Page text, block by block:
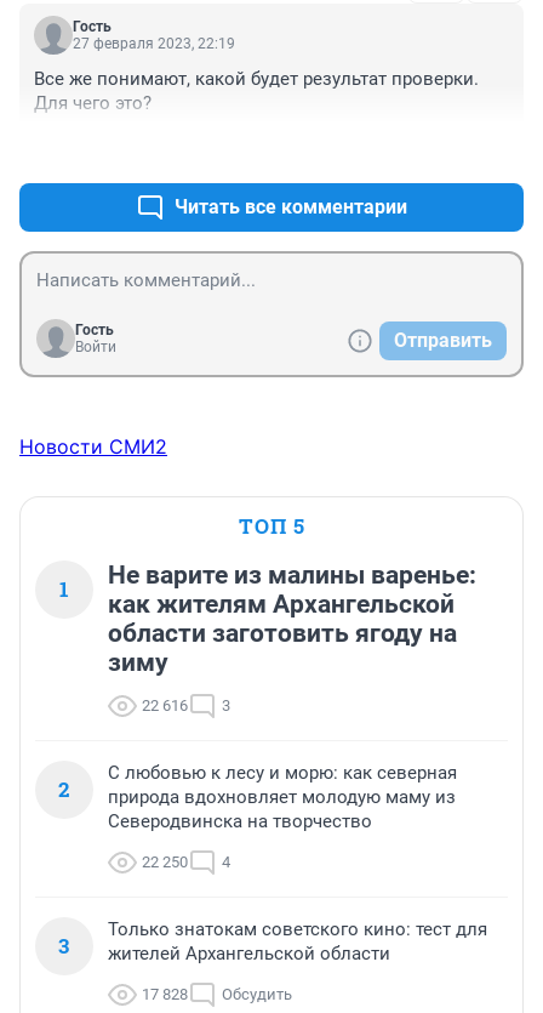
Гость
27 февраля 2023, 22:19
Все же понимают, какой будет результат проверки.
Для чего это?
Читать все комментарии
Гость
Войти
Отправить
Новости СМИ2
ТОП 5
1
Не варите из малины варенье:
как жителям Архангельской
области заготовить ягоду на
зиму
22 616 3
2
С любовью к лесу и морю: как северная
природа вдохновляет молодую маму из
Северодвинска на творчество
22 250 4
3
Только знатокам советского кино: тест для
жителей Архангельской области
17 828 Обсудить